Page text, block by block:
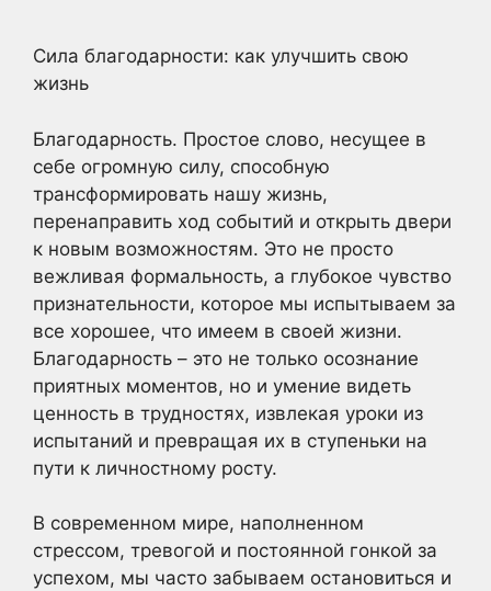
Сила благодарности: как улучшить свою
жизнь
Благодарность. Простое слово, несущее в
себе огромную силу, способную
трансформировать нашу жизнь,
перенаправить ход событий и открыть двери
к новым возможностям. Это не просто
вежливая формальность, а глубокое чувство
признательности, которое мы испытываем за
все хорошее, что имеем в своей жизни.
Благодарность – это не только осознание
приятных моментов, но и умение видеть
ценность в трудностях, извлекая уроки из
испытаний и превращая их в ступеньки на
пути к личностному росту.
В современном мире, наполненном
стрессом, тревогой и постоянной гонкой за
успехом, мы часто забываем остановиться и